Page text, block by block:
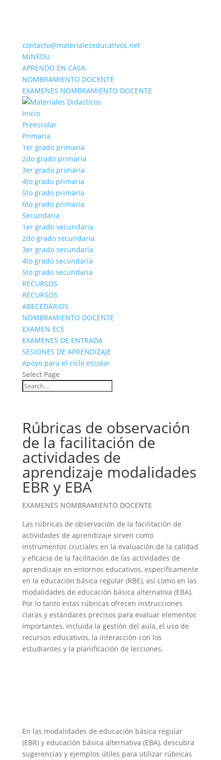
contacto@materialeseducativos.net
MINEDU
APRENDO EN CASA
NOMBRAMIENTO DOCENTE
EXAMENES NOMBRAMIENTO DOCENTE
Inicio
Preescolar
Primaria
1er grado primaria
2do grado primaria
3er grado primaria
4to grado primaria
5to grado primaria
6to grado primaria
Secundaria
1er grado secundaria
2do grado secundaria
3er grado secundaria
4to grado secundaria
5to grado secundaria
RECURSOS
RECURSOS
ABECEDARIOS
NOMBRAMIENTO DOCENTE
EXAMEN ECE
EXAMENES DE ENTRADA
SESIONES DE APRENDIZAJE
Apoyo para el ciclo escolar
Select Page
Rúbricas de observación
de la facilitación de
actividades de
aprendizaje modalidades
EBR y EBA
EXAMENES NOMBRAMIENTO DOCENTE
Las rúbricas de observación de la facilitación de
actividades de aprendizaje sirven como
instrumentos cruciales en la evaluación de la calidad
y eficacia de la facilitación de las actividades de
aprendizaje en entornos educativos, específicamente
en la educación básica regular (RBE), así como en las
modalidades de educación básica alternativa (EBA).
Por lo tanto estas rúbricas ofrecen instrucciones
claras y estándares precisos para evaluar elementos
importantes, incluida la gestión del aula, el uso de
recursos educativos, la interacción con los
estudiantes y la planificación de lecciones.
En las modalidades de educación básica regular
(EBR) y educación básica alternativa (EBA), descubra
sugerencias y ejemplos útiles para utilizar rúbricas